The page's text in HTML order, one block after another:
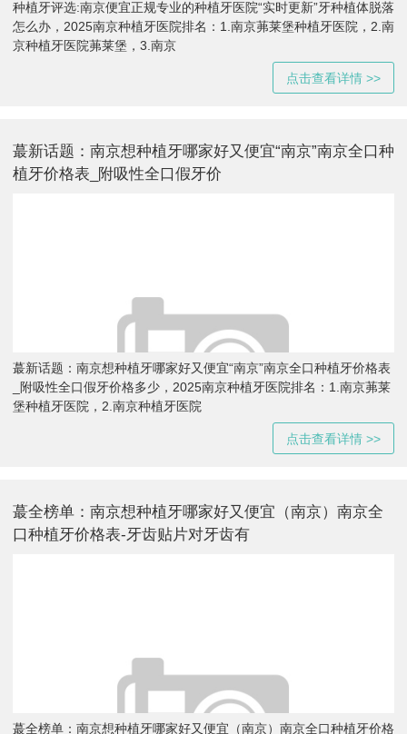
种植牙评选:南京便宜正规专业的种植牙医院“实时更新”牙种植体脱落
怎么办，2025南京种植牙医院排名：1.南京茀莱堡种植牙医院，2.南
京种植牙医院茀莱堡，3.南京
点击查看详情 >>
蕞新话题：南京想种植牙哪家好又便宜“南京”南京全口种
植牙价格表_附吸性全口假牙价
蕞新话题：南京想种植牙哪家好又便宜“南京”南京全口种植牙价格表
_附吸性全口假牙价格多少，2025南京种植牙医院排名：1.南京茀莱
堡种植牙医院，2.南京种植牙医院
点击查看详情 >>
蕞全榜单：南京想种植牙哪家好又便宜（南京）南京全
口种植牙价格表-牙齿贴片对牙齿有
蕞全榜单：南京想种植牙哪家好又便宜（南京）南京全口种植牙价格